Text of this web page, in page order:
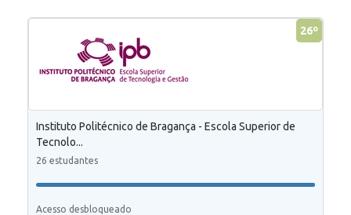
26º
Instituto Politécnico de Bragança - Escola Superior de
Tecnolo...
26 estudantes
Acesso desbloqueado